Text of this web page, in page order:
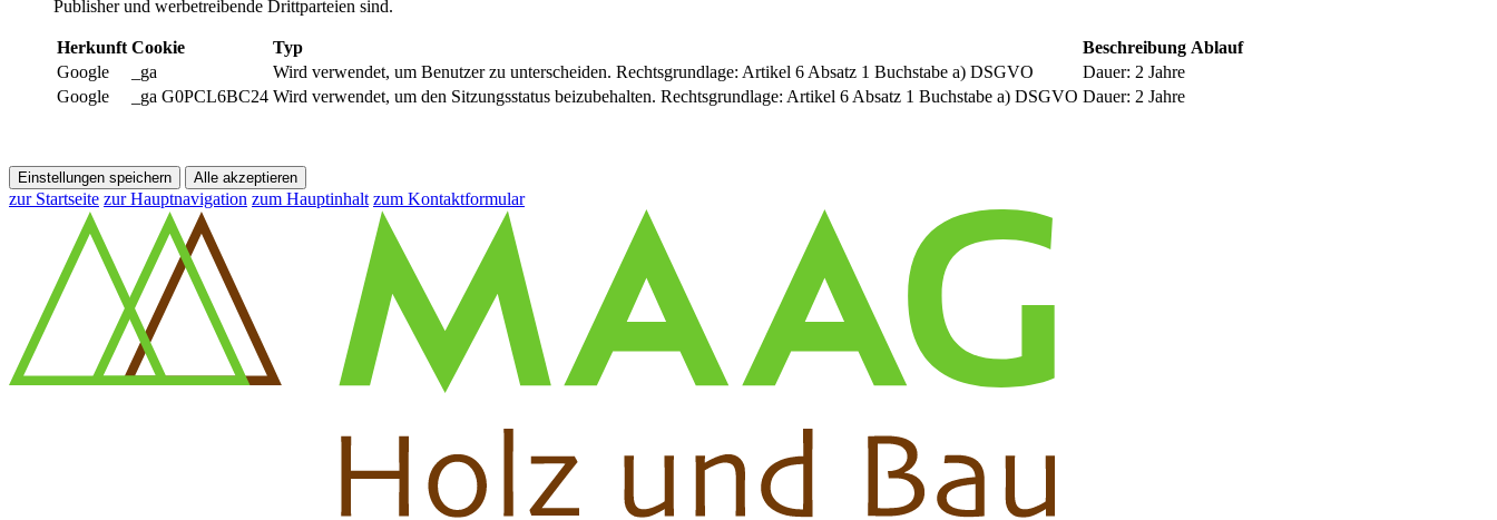
Publisher und werbetreibende Drittparteien sind.
Herkunft Cookie Typ Beschreibung Ablauf
Google
_ga Wird verwendet, um Benutzer zu unterscheiden. Rechtsgrundlage: Artikel 6 Absatz 1 Buchstabe a) DSGVO
Dauer: 2 Jahre
Google
_ga G0PCL6BC24 Wird verwendet, um den Sitzungsstatus beizubehalten. Rechtsgrundlage: Artikel 6 Absatz 1 Buchstabe a) DSGVO Dauer: 2 Jahre
Einstellungen speichern Alle akzeptieren
zur Startseite zur Hauptnavigation zum Hauptinhalt zum Kontaktformular